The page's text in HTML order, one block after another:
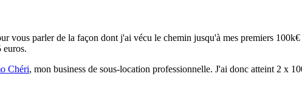
vous parler de la façon dont j'ai vécu le chemin jusqu'à mes premiers
euros.
Chéri, mon business de sous-location professionnelle. J'ai donc atteint 2 x